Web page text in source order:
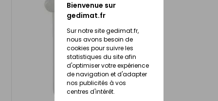
Bienvenue sur
gedimat.fr
Sur notre site gedimat.fr,
nous avons besoin de
cookies pour suivre les
statistiques du site afin
d'optimiser votre expérience
de navigation et d'adapter
nos publicités à vos
centres d'intérêt.